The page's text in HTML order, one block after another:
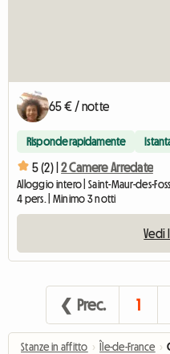
65 € / notte
Risponde rapidamente
5 (2) | 2 Camere Arredate
Alloggio intero | Saint-Maur-des-
4 pers. | Minimo 3 notti
Vedi
❮ Prec. 1
Stanze in affitto › Île-de-France ›